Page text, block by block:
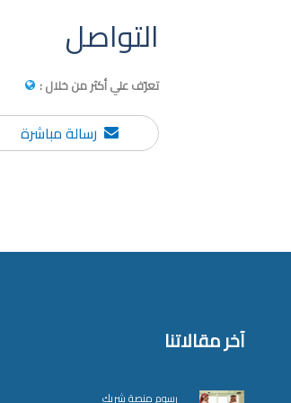
التواصل
تعرّف علي أكثر من خلال :
رسالة مباشرة
آخر مقالاتنا
رسوم منصة شريك